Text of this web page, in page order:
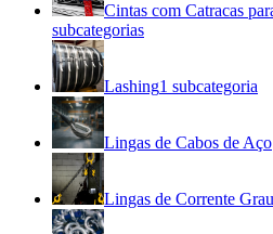
Cintas com Catracas
subcategorias
Lashing1 subcategoria
Lingas de Cabos de Aço
Lingas de Corrente